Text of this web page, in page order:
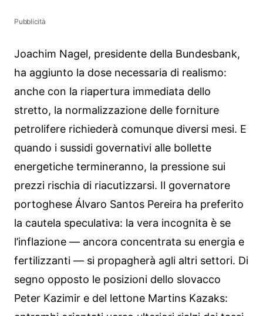
Pubblicità
Joachim Nagel, presidente della Bundesbank,
ha aggiunto la dose necessaria di realismo:
anche con la riapertura immediata dello
stretto, la normalizzazione delle forniture
petrolifere richiederà comunque diversi mesi. E
quando i sussidi governativi alle bollette
energetiche termineranno, la pressione sui
prezzi rischia di riacutizzarsi. Il governatore
portoghese Álvaro Santos Pereira ha preferito
la cautela speculativa: la vera incognita è se
l’inflazione — ancora concentrata su energia e
fertilizzanti — si propagherà agli altri settori. Di
segno opposto le posizioni dello slovacco
Peter Kazimir e del lettone Martins Kazaks: